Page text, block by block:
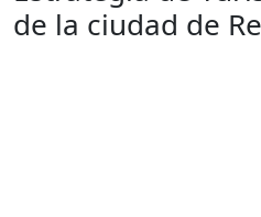
de la ciudad de